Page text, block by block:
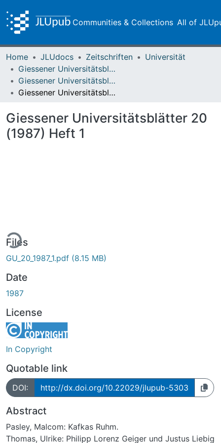
Communities & Collections All of
Home JLUdocs Zeitschriften
Universität
Giessener Universitätsblätter
Giessener Universitätsblätter 20 (1987) Heft 1
Giessener Universitätsblätter 20 (1987) Heft 1
Giessener Universitätsblätter 20
(1987) Heft 1
Files
GU_20_1987_1.pdf (8.15 MB)
Date
1987
License
In Copyright
Quotable link
DOI: http://dx.doi.org/10.22029/jlupub-5303
Abstract
Pasley, Malcom: Kafkas Ruhm.
Thomas, Ulrike: Philipp Lorenz Geiger und Justus Liebig